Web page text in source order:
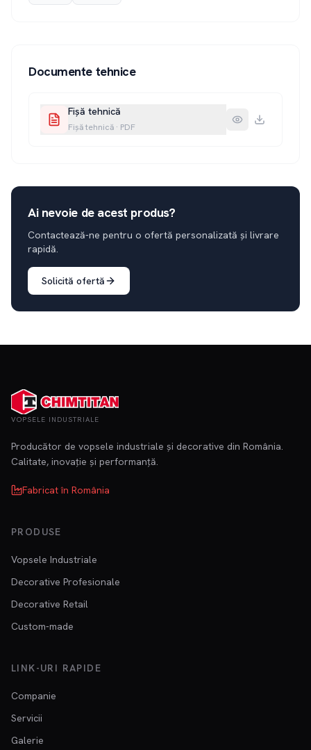
Documente tehnice
Fișă tehnică
Fișă tehnică · PDF
Ai nevoie de acest produs?
Contactează-ne pentru o ofertă personalizată și livrare
rapidă.
Solicită ofertă
VOPSELE INDUSTRIALE
Producător de vopsele industriale și decorative din România.
Calitate, inovație și performanță.
Fabricat în România
PRODUSE
Vopsele Industriale
Decorative Profesionale
Decorative Retail
Custom-made
LINK-URI RAPIDE
Companie
Servicii
Galerie